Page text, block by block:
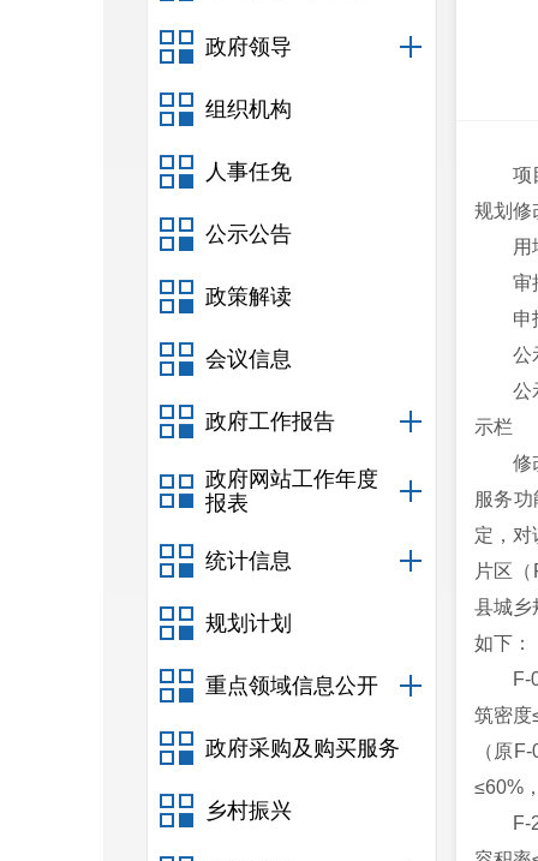
政府领导
组织机构
人事任免
公示公告
政策解读
会议信息
政府工作报告
政府网站工作年度
报表
统计信息
规划计划
重点领域信息公开
政府采购及购买服务
乡村振兴
项
规划修
用
审
申
公
公
示栏
修
服务
定，对
片区
县城乡
如下：
F-
筑密度
（原
≤60%
F-